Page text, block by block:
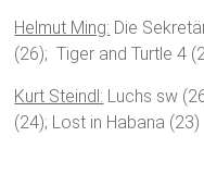
Helmut Ming: Die
(26); Tiger and Turtle 4
Kurt Steindl: Luchs sw
(24); Lost in Habana (23)